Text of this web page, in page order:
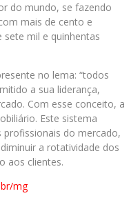
do mundo, se fazendo
mais de cento e
sete mil e quinhentas
no lema: “todos
a sua liderança,
Com esse conceito, a
Este sistema
do mercado,
a rotatividade dos
aos clientes.
mg